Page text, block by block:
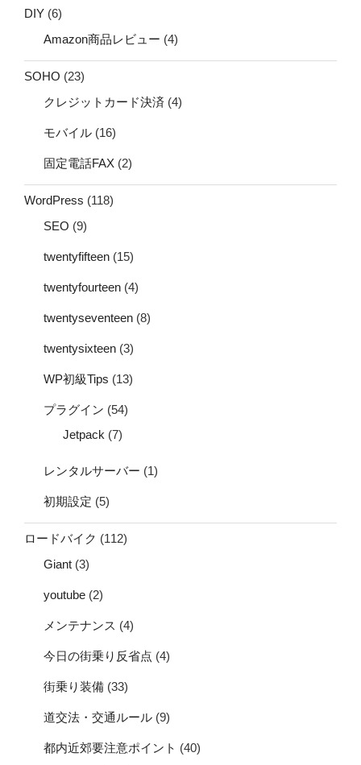
DIY (6)
Amazon商品レビュー (4)
SOHO (23)
クレジットカード決済 (4)
モバイル (16)
固定電話FAX (2)
WordPress (118)
SEO (9)
twentyfifteen (15)
twentyfourteen (4)
twentyseventeen (8)
twentysixteen (3)
WP初級Tips (13)
プラグイン (54)
Jetpack (7)
レンタルサーバー (1)
初期設定 (5)
ロードバイク (112)
Giant (3)
youtube (2)
メンテナンス (4)
今日の街乗り反省点 (4)
街乗り装備 (33)
道交法・交通ルール (9)
都内近郊要注意ポイント (40)